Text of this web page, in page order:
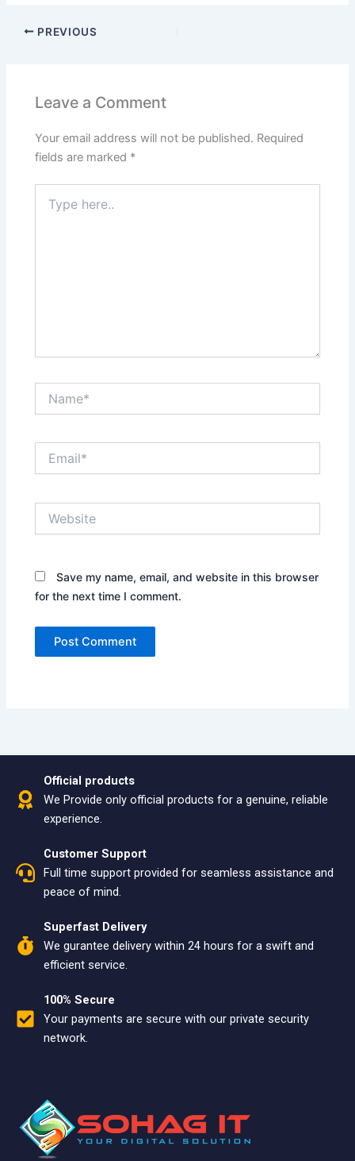
PREVIOUS
Leave a Comment
Your email address will not be published. Required
fields are marked *
here..
Save my name, email, and website in this browser
for the next time I comment.
Official products
We Provide only official products for a genuine, reliable
experience.
Customer Support
Full time support provided for seamless assistance and
peace of mind.
Superfast Delivery
We gurantee delivery within 24 hours for a swift and
efficient service.
100% Secure
Your payments are secure with our private security
network.